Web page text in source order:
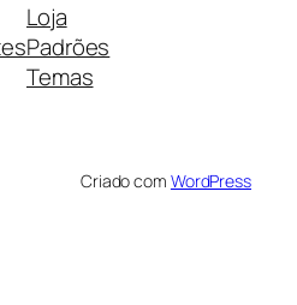
Loja
Padrões
Temas
Criado com WordPress